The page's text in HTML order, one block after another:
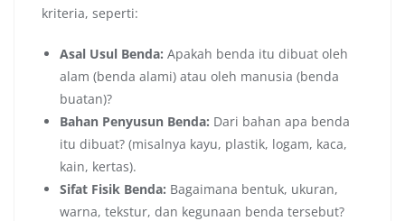
kriteria, seperti:
Asal Usul Benda: Apakah benda itu dibuat oleh
alam (benda alami) atau oleh manusia (benda
buatan)?
Bahan Penyusun Benda: Dari bahan apa benda
itu dibuat? (misalnya kayu, plastik, logam, kaca,
kain, kertas).
Sifat Fisik Benda: Bagaimana bentuk, ukuran,
warna, tekstur, dan kegunaan benda tersebut?